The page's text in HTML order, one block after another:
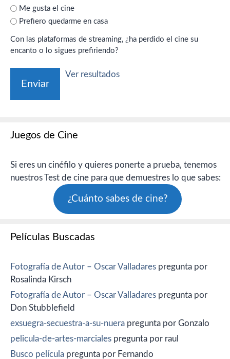
Me gusta el cine
Prefiero quedarme en casa
Con las plataformas de streaming, ¿ha perdido el cine su
encanto o lo sigues prefiriendo?
Ver resultados
Juegos de Cine
Si eres un cinéfilo y quieres ponerte a prueba, tenemos
nuestros Test de cine para que demuestres lo que sabes:
¿Cuánto sabes de cine?
Películas Buscadas
Fotografía de Autor – Oscar Valladares pregunta por
Rosalinda Kirsch
Fotografía de Autor – Oscar Valladares pregunta por
Don Stubblefield
exsuegra-secuestra-a-su-nuera pregunta por Gonzalo
pelicula-de-artes-marciales pregunta por raul
Busco película pregunta por Fernando